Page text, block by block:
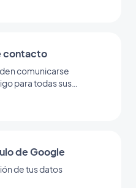
contacto
comunicarse
para todas sus
de Google
de tus datos